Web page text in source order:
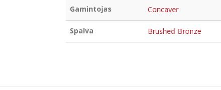
Gamintojas Concaver
Spalva Brushed Bronze